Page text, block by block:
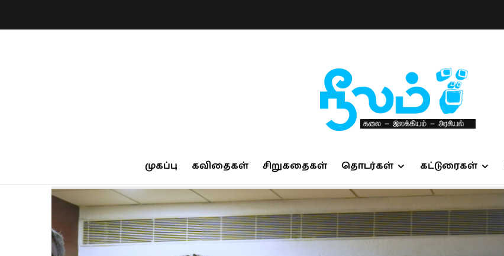
முகப்பு கவிதைகள் சிறுகதைகள் தொடர்கள் கட்டுரைகள்